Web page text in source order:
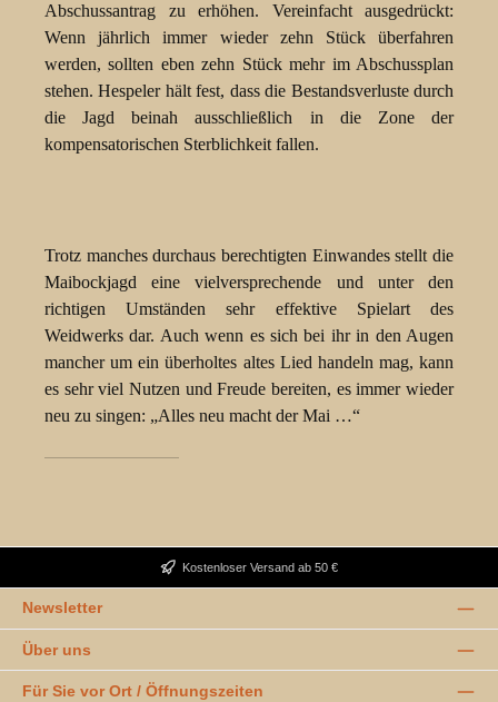
Abschussantrag zu erhöhen. Vereinfacht ausgedrückt:
Wenn jährlich immer wieder zehn Stück überfahren
werden, sollten eben zehn Stück mehr im Abschussplan
stehen. Hespeler hält fest, dass die Bestandsverluste durch
die Jagd beinah ausschließlich in die Zone der
kompensatorischen Sterblichkeit fallen.
Trotz manches durchaus berechtigten Einwandes stellt die
Maibockjagd eine vielversprechende und unter den
richtigen Umständen sehr effektive Spielart des
Weidwerks dar. Auch wenn es sich bei ihr in den Augen
mancher um ein überholtes altes Lied handeln mag, kann
es sehr viel Nutzen und Freude bereiten, es immer wieder
neu zu singen: „Alles neu macht der Mai …“
Kostenloser Versand ab 50 €
Newsletter
Über uns
Für Sie vor Ort / Öffnungszeiten